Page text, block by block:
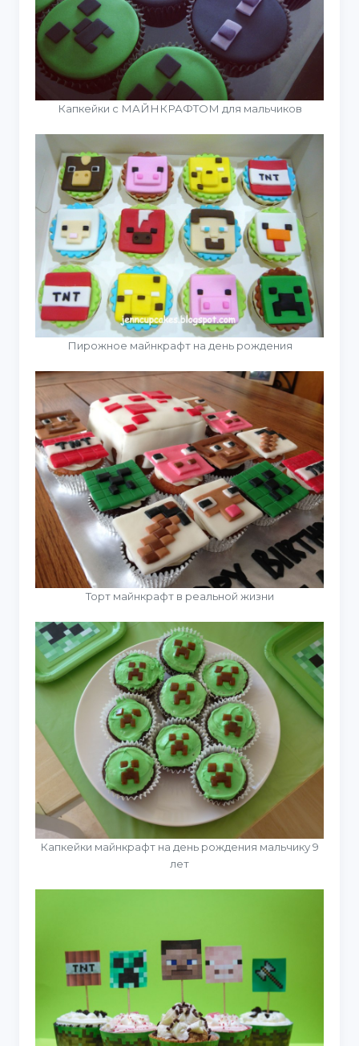
Капкейки с МАЙНКРАФТОМ для мальчиков
Пирожное майнкрафт на день рождения
Торт майнкрафт в реальной жизни
Капкейки майнкрафт на день рождения мальчику 9
лет